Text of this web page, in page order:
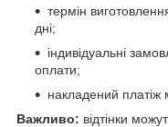
термін
дні;
індивідуальні
оплати;
накладений платіж
Важливо: відтінки